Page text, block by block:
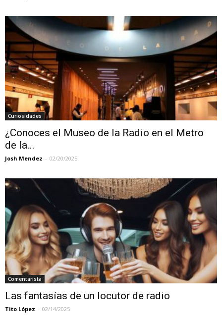
Curiosidades
¿Conoces el Museo de la Radio en el Metro
de la...
Josh Mendez - 02/20/2025
Comentarista
Las fantasías de un locutor de radio
Tito López - 02/14/2025